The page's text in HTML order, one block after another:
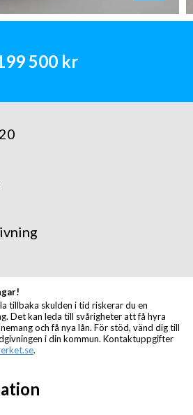
500 kr
tillbaka skulden i tid riskerar du en
Det kan leda till svårigheter att få hyra
och få nya lån. För stöd, vänd dig till
i din kommun. Kontaktuppgifter
.